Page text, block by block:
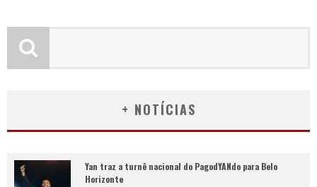
+ NOTÍCIAS
Yan traz a turnê nacional do PagodYANdo para Belo
Horizonte